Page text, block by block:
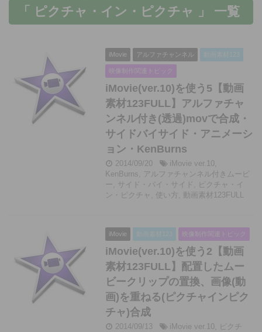
「 ピクチャ・イン・ピクチャ 」 一覧
iMovie アルファチャンネル
映像制作関連トピック
iMovie(ver.10)を使う5【動画
素材123FULL】アルファチャ
ンネル付き(透過)movで合成・
サイドバイサイド・アニメーシ
ョン・KenBurns
2014/09/20 iMovie ver.10 ,
KenBurns, アルファチャンネル付きムービ
ー , サイド・バイ・サイド , ピクチャ・イ
ン・ピクチャ , 使い方, 動画素材123FULL
iMovie 映像制作関連トピック
iMovie(ver.10)を使う2【動画
素材123FULL】配置したムー
ビークリップの置換、画像(動
画)を重ねる(ピクチャインピク
チャ)合成
2014/09/13 iMovie ver.10 , ピクチ